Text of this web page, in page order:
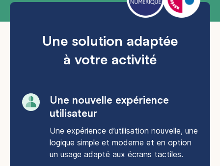
Une solution adaptée
à votre activité
Une nouvelle expérience
utilisateur​
Une expérience d’utilisation nouvelle, une
logique simple et moderne et en option
un usage adapté aux écrans tactiles.